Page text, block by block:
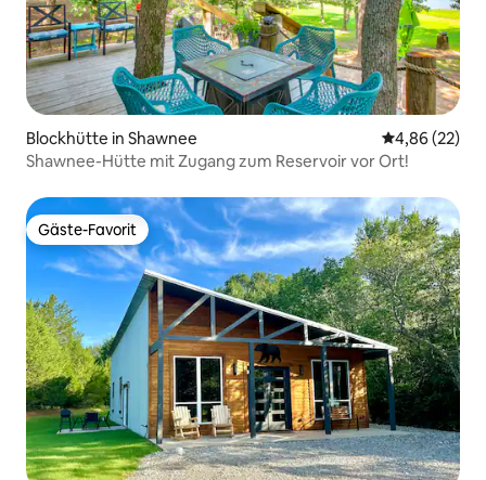
Blockhütte in Shawnee
4,86 (22)
Shawnee-Hütte mit Zugang zum Reservoir vor Ort!
Gäste-Favorit
Gäste-Favorit